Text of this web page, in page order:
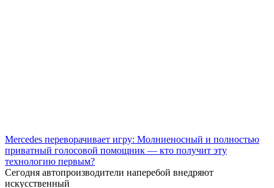
Mercedes переворачивает игру: Молниеносный и полностью
приватный голосовой помощник — кто получит эту
технологию первым?
Сегодня автопроизводители наперебой внедряют
искусственный